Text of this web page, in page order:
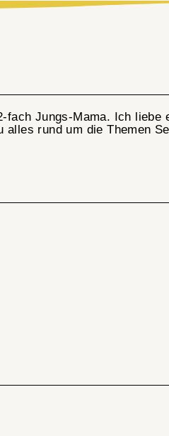
fach Jungs-Mama. Ich liebe
rund um die Themen